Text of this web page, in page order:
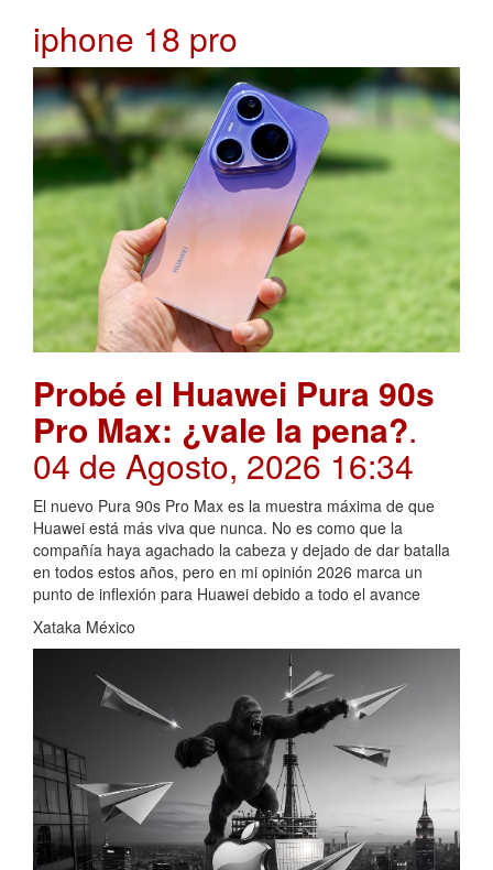
iphone 18 pro
Probé el Huawei Pura 90s
Pro Max: ¿vale la pena?.
04 de Agosto, 2026 16:34
El nuevo Pura 90s Pro Max es la muestra máxima de que
Huawei está más viva que nunca. No es como que la
compañía haya agachado la cabeza y dejado de dar batalla
en todos estos años, pero en mi opinión 2026 marca un
punto de inflexión para Huawei debido a todo el avance
Xataka México